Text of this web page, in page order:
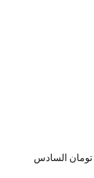
السادس